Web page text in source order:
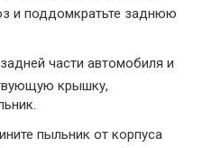
и поддомкратьте заднюю
части автомобиля и
крышку,
пыльник от корпуса